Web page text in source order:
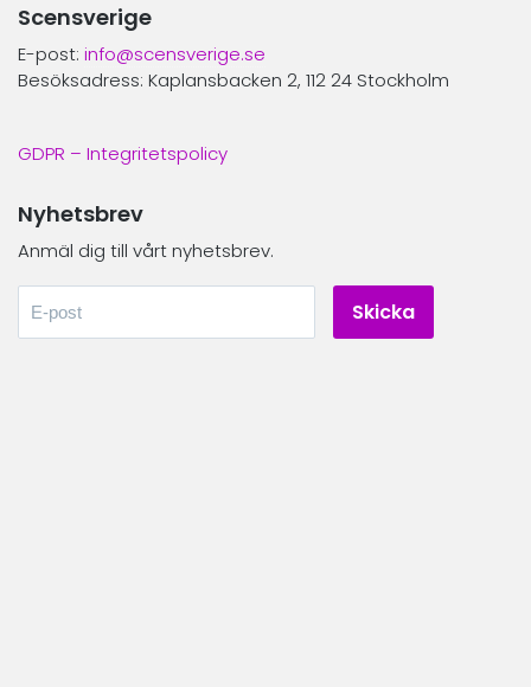
Scensverige
E-post: info@scensverige.se
Besöksadress: Kaplansbacken 2, 112 24 Stockholm
GDPR – Integritetspolicy
Nyhetsbrev
Anmäl dig till vårt nyhetsbrev.